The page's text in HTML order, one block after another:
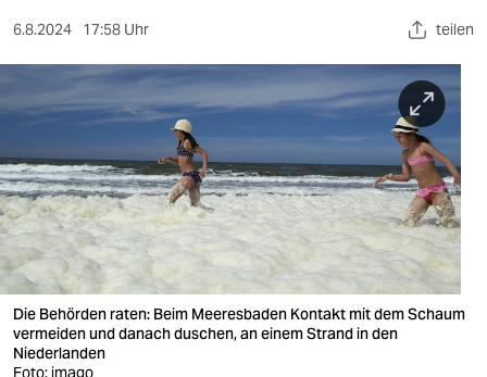
sport
wahrheit
verlag
verlag
veranstaltungen
shop
6.8.2024 17:58 Uhr teilen
Die Behörden raten: Beim Meeresbaden Kontakt mit dem Schaum
vermeiden und danach duschen, an einem Strand in den
Niederlanden
Foto: imago